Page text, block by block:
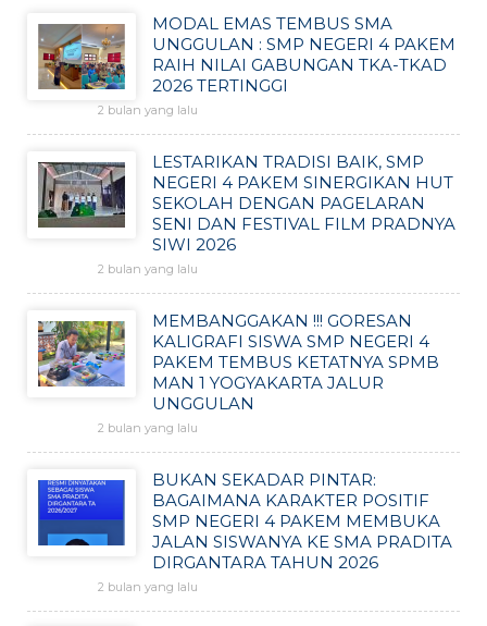
MODAL EMAS TEMBUS SMA
UNGGULAN : SMP NEGERI 4 PAKEM
RAIH NILAI GABUNGAN TKA-TKAD
2026 TERTINGGI
2 bulan yang lalu
LESTARIKAN TRADISI BAIK, SMP
NEGERI 4 PAKEM SINERGIKAN HUT
SEKOLAH DENGAN PAGELARAN
SENI DAN FESTIVAL FILM PRADNYA
SIWI 2026
2 bulan yang lalu
MEMBANGGAKAN !!! GORESAN
KALIGRAFI SISWA SMP NEGERI 4
PAKEM TEMBUS KETATNYA SPMB
MAN 1 YOGYAKARTA JALUR
UNGGULAN
2 bulan yang lalu
BUKAN SEKADAR PINTAR:
BAGAIMANA KARAKTER POSITIF
SMP NEGERI 4 PAKEM MEMBUKA
JALAN SISWANYA KE SMA PRADITA
DIRGANTARA TAHUN 2026
2 bulan yang lalu